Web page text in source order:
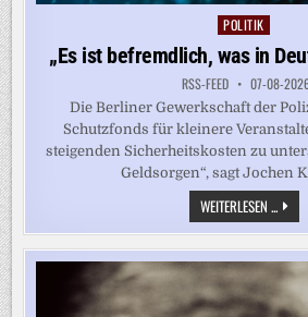
Posted
POLITIK
„Es ist befremdlich, was in
RSS-FEED 07-08-
Die Berliner Gewerkschaft der
Schutzfonds für kleinere
steigenden Sicherheitskosten zu
Geldsorgen“, sagt Jochen
WEITERLESEN ...„ES
IST
WAS
IN
LOS
IST“